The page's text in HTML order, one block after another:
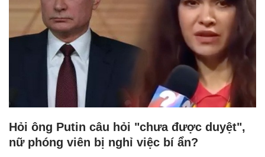
Hỏi ông Putin câu hỏi "chưa được duyệt",
nữ phóng viên bị nghỉ việc bí ẩn?